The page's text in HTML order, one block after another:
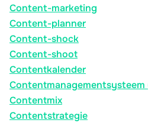
Content-marketing
Content-planner
Content-shock
Content-shoot
Contentkalender
Contentmanagementsysteem
Contentmix
Contentstrategie